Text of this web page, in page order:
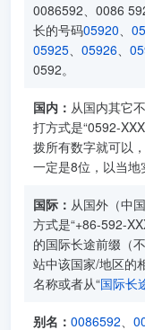
0086592、0086
长的号码05920、
05925、 05926、
0592。
国内： 从国内其它
打方式是“0592-
拨所有数字就可以
一定是8位，以当地
国际： 从国外（中
方式是“+86-592-
的国际长途前缀（
站中该国家/地区的
名称或者从“国际长
别名： 0086592、